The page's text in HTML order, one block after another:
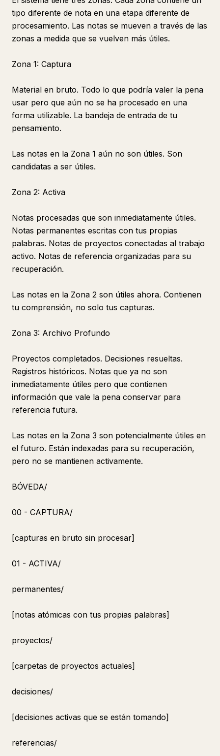
tipo diferente de nota en una etapa diferente de
procesamiento. Las notas se mueven a través de las
zonas a medida que se vuelven más útiles.
Zona 1: Captura
Material en bruto. Todo lo que podría valer la pena
usar pero que aún no se ha procesado en una
forma utilizable. La bandeja de entrada de tu
pensamiento.
Las notas en la Zona 1 aún no son útiles. Son
candidatas a ser útiles.
Zona 2: Activa
Notas procesadas que son inmediatamente útiles.
Notas permanentes escritas con tus propias
palabras. Notas de proyectos conectadas al trabajo
activo. Notas de referencia organizadas para su
recuperación.
Las notas en la Zona 2 son útiles ahora. Contienen
tu comprensión, no solo tus capturas.
Zona 3: Archivo Profundo
Proyectos completados. Decisiones resueltas.
Registros históricos. Notas que ya no son
inmediatamente útiles pero que contienen
información que vale la pena conservar para
referencia futura.
Las notas en la Zona 3 son potencialmente útiles en
el futuro. Están indexadas para su recuperación,
pero no se mantienen activamente.
BÓVEDA/
00 - CAPTURA/
[capturas en bruto sin procesar]
01 - ACTIVA/
permanentes/
[notas atómicas con tus propias palabras]
proyectos/
[carpetas de proyectos actuales]
decisiones/
[decisiones activas que se están tomando]
referencias/